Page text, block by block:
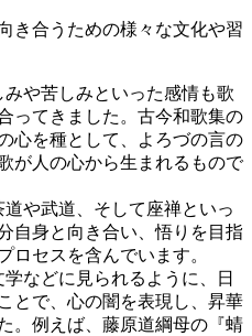
き合うための様々な文化や習
や苦しみといった感情も歌
ってきました。古今和歌集の
心を種として、よろづの言の
が人の心から生まれるもので
道や武道、そして座禅といっ
自身と向き合い、悟りを目指
ロセスを含んでいます。
などに見られるように、日
とで、心の闇を表現し、昇華
。例えば、藤原道綱母の『蜻